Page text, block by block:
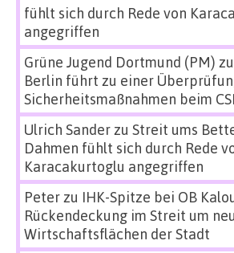
fühlt sich durch Rede von
angegriffen
Grüne Jugend Dortmund (PM) zu
Berlin führt zu einer
Sicherheitsmaßnahmen beim
Ulrich Sanderzu Streit ums
Dahmen fühlt sich durch Rede
Karacakurtoglu angegriffen
Peterzu IHK-Spitze bei OB
Rückendeckung im Streit um
Wirtschaftsflächen der Stadt